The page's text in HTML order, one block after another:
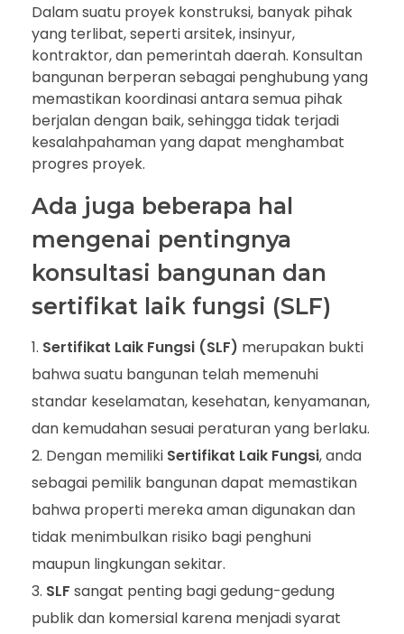
Dalam suatu proyek konstruksi, banyak pihak
yang terlibat, seperti arsitek, insinyur,
kontraktor, dan pemerintah daerah. Konsultan
bangunan berperan sebagai penghubung yang
memastikan koordinasi antara semua pihak
berjalan dengan baik, sehingga tidak terjadi
kesalahpahaman yang dapat menghambat
progres proyek.
Ada juga beberapa hal
mengenai pentingnya
konsultasi bangunan dan
sertifikat laik fungsi (SLF)
Sertifikat Laik Fungsi (SLF) merupakan bukti
bahwa suatu bangunan telah memenuhi
standar keselamatan, kesehatan, kenyamanan,
dan kemudahan sesuai peraturan yang berlaku.
Dengan memiliki Sertifikat Laik Fungsi, anda
sebagai pemilik bangunan dapat memastikan
bahwa properti mereka aman digunakan dan
tidak menimbulkan risiko bagi penghuni
maupun lingkungan sekitar.
SLF sangat penting bagi gedung-gedung
publik dan komersial karena menjadi syarat